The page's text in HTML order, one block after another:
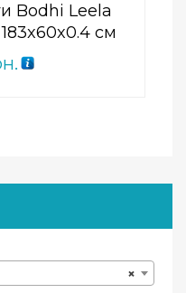
Bodhi Leela
см
×